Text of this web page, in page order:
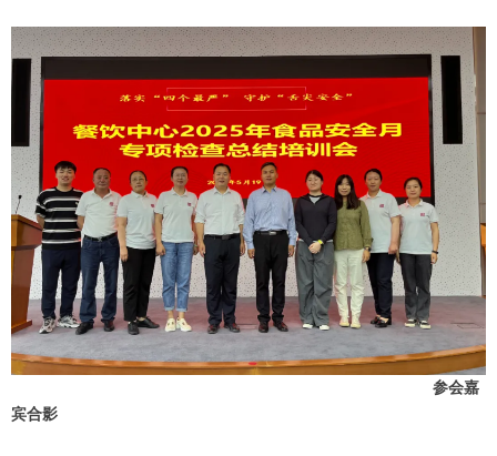
参会嘉
宾合影